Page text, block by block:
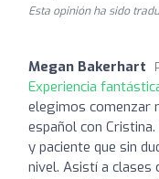
Esta opinión ha sido
Megan Bakerhart
Experiencia
elegimos comenzar
español con
y paciente que sin
nivel. Asistí a clases